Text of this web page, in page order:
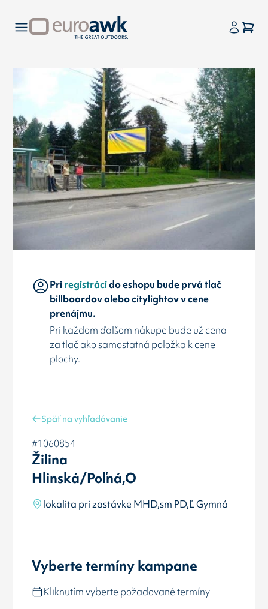
Priregistrácido eshopu bude prvá tlač
billboardov alebo citylightov v cene
prenájmu.
Pri každom ďalšom nákupe bude už cena
za tlač ako samostatná položka k cene
plochy.
Späť na vyhľadávanie
#1060854
Žilina
Hlinská/Poľná,O
lokalita pri zastávke MHD,sm PD,Ľ Gymná
Vyberte termíny kampane
Kliknutím vyberte požadované termíny